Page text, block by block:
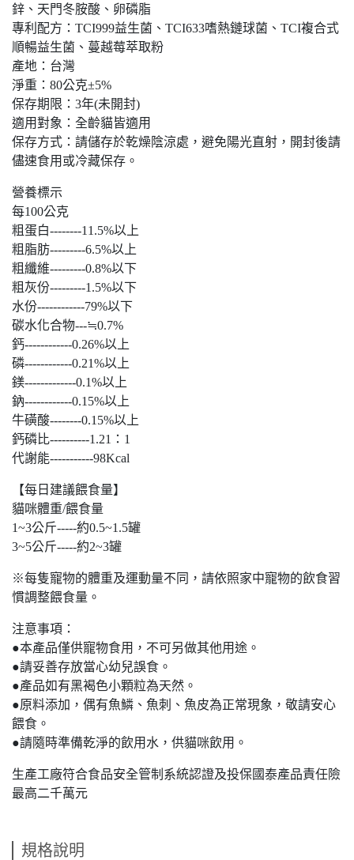
鋅、天門冬胺酸、卵磷脂
專利配方：TCI999益生菌、TCI633嗜熱鏈球菌、TCI複合式
順暢益生菌、蔓越莓萃取粉
產地：台灣
淨重：80公克±5%
保存期限：3年(未開封)
適用對象：全齡貓皆適用
保存方式：請儲存於乾燥陰涼處，避免陽光直射，開封後請
儘速食用或冷藏保存。
營養標示
每100公克
粗蛋白--------11.5%以上
粗脂肪---------6.5%以上
粗纖維---------0.8%以下
粗灰份---------1.5%以下
水份------------79%以下
碳水化合物---≒0.7%
鈣------------0.26%以上
磷------------0.21%以上
鎂-------------0.1%以上
鈉------------0.15%以上
牛磺酸--------0.15%以上
鈣磷比----------1.21：1
代謝能-----------98Kcal
【每日建議餵食量】
貓咪體重/餵食量
1~3公斤-----約0.5~1.5罐
3~5公斤-----約2~3罐
※每隻寵物的體重及運動量不同，請依照家中寵物的飲食習
慣調整餵食量。
注意事項：
●本產品僅供寵物食用，不可另做其他用途。
●請妥善存放當心幼兒誤食。
●產品如有黑褐色小顆粒為天然。
●原料添加，偶有魚鱗、魚刺、魚皮為正常現象，敬請安心
餵食。
●請隨時準備乾淨的飲用水，供貓咪飲用。
生產工廠符合食品安全管制系統認證及投保國泰產品責任險
最高二千萬元
規格說明